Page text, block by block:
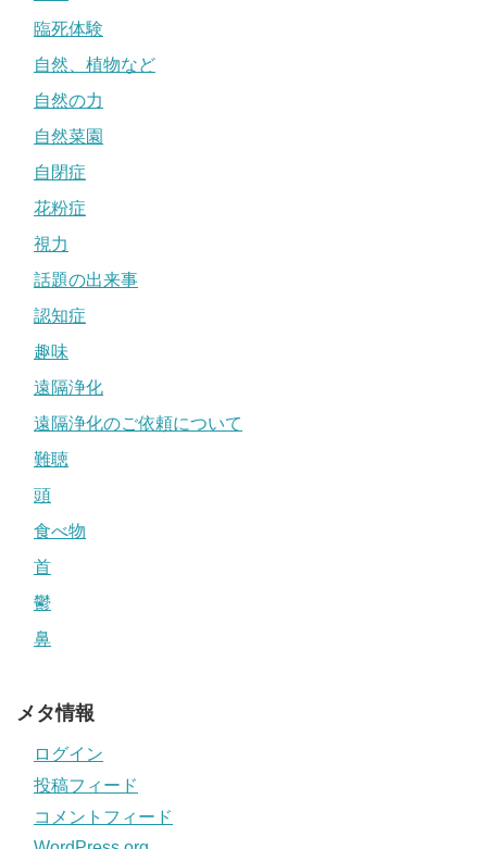
臨死体験
自然、植物など
自然の力
自然菜園
自閉症
花粉症
視力
話題の出来事
認知症
趣味
遠隔浄化
遠隔浄化のご依頼について
難聴
頭
食べ物
首
鬱
鼻
メタ情報
ログイン
投稿フィード
コメントフィード